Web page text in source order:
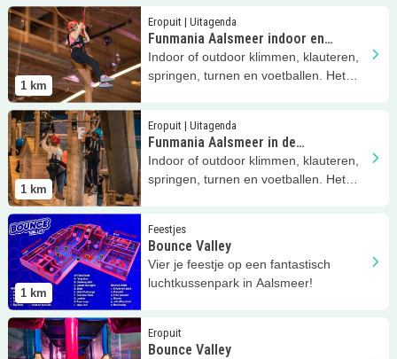
1 km
Eropuit | Uitagenda
Funmania Aalsmeer indoor en
outdoor klim- en speelpark
Indoor of outdoor klimmen, klauteren,
springen, turnen en voetballen. Het
Lees meer Funmania Aalsmeer indoor en outdoor klim- en
1 km
Eropuit | Uitagenda
Funmania Aalsmeer in de
zomervakantie
Indoor of outdoor klimmen, klauteren,
springen, turnen en voetballen. Het
Lees meer Funmania Aalsmeer in de zomervakantie
1 km
Feestjes
Bounce Valley
Vier je feestje op een fantastisch
luchtkussenpark in Aalsmeer!
Lees meer Bounce Valley
Eropuit
Bounce Valley
Lees meer Bounce Valley